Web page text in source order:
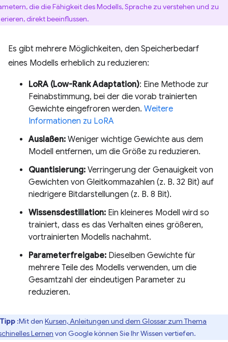
die die Fähigkeit des Modells, Sprache zu verstehen und zu
direkt beeinflussen.
Es gibt mehrere Möglichkeiten, den Speicherbedarf
eines Modells erheblich zu reduzieren:
LoRA (Low-Rank Adaptation): Eine Methode zur
Feinabstimmung, bei der die vorab trainierten
Gewichte eingefroren werden. Weitere
Informationen zu LoRA
Auslaßen: Weniger wichtige Gewichte aus dem
Modell entfernen, um die Größe zu reduzieren.
Quantisierung: Verringerung der Genauigkeit von
Gewichten von Gleitkommazahlen (z. B. 32 Bit) auf
niedrigere Bitdarstellungen (z. B. 8 Bit).
Wissensdestillation: Ein kleineres Modell wird so
trainiert, dass es das Verhalten eines größeren,
vortrainierten Modells nachahmt.
Parameterfreigabe: Dieselben Gewichte für
mehrere Teile des Modells verwenden, um die
Gesamtzahl der eindeutigen Parameter zu
reduzieren.
Tipp :Mit den Kursen, Anleitungen und dem Glossar zum Thema
Lernen von Google können Sie Ihr Wissen vertiefen.